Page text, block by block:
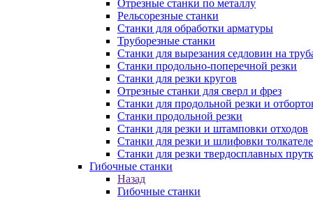
Отрезные станки по металлу
Рельсорезные станки
Станки для обработки арматуры
Труборезные станки
Станки для вырезания седловин на
Станки продольно-поперечной резки
Станки для резки кругов
Отрезные станки для сверл и фрез
Станки для продольной резки и
Станки продольной резки
Станки для резки и штамповки отходов
Станки для резки и шлифовки
Станки для резки твердосплавных
Гибочные станки
Назад
Гибочные станки